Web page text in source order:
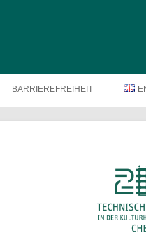
BARRIEREFREIHEIT